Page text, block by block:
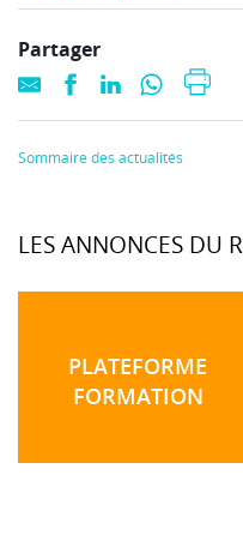
Partager
Sommaire des actualités
LES ANNONCES DU
PLATEFORME
FORMATION